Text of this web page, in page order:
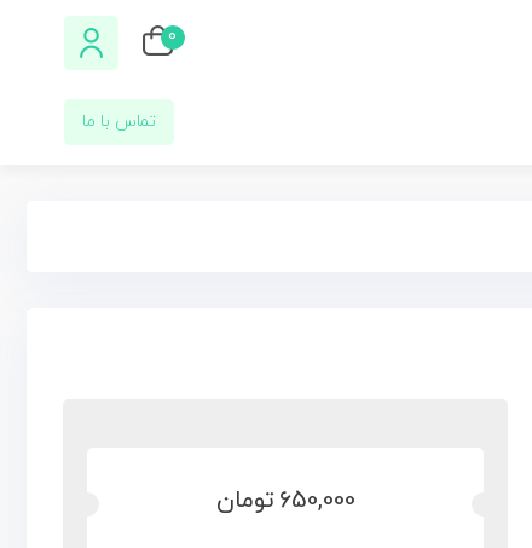
0
تماس با ما
650,000 تومان